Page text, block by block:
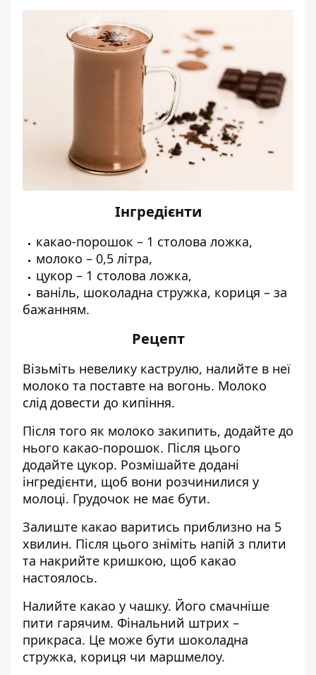
Інгредієнти
какао-порошок – 1 столова ложка,
молоко – 0,5 літра,
цукор – 1 столова ложка,
ваніль, шоколадна стружка, кориця – за
бажанням.
Рецепт
Візьміть невелику каструлю, налийте в неї
молоко та поставте на вогонь. Молоко
слід довести до кипіння.
Після того як молоко закипить, додайте до
нього какао-порошок. Після цього
додайте цукор. Розмішайте додані
інгредієнти, щоб вони розчинилися у
молоці. Грудочок не має бути.
Залиште какао варитись приблизно на 5
хвилин. Після цього зніміть напій з плити
та накрийте кришкою, щоб какао
настоялось.
Налийте какао у чашку. Його смачніше
пити гарячим. Фінальний штрих –
прикраса. Це може бути шоколадна
стружка, кориця чи маршмелоу.